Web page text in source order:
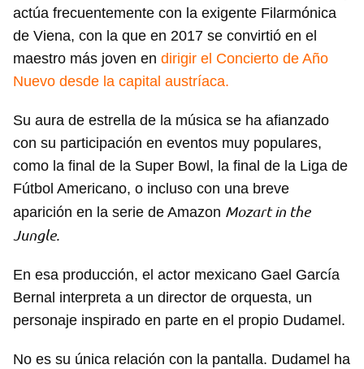
actúa frecuentemente con la exigente Filarmónica
de Viena, con la que en 2017 se convirtió en el
maestro más joven en dirigir el Concierto de Año
Nuevo desde la capital austríaca.
Su aura de estrella de la música se ha afianzado
con su participación en eventos muy populares,
como la final de la Super Bowl, la final de la Liga de
Fútbol Americano, o incluso con una breve
aparición en la serie de Amazon Mozart in the
Jungle.
En esa producción, el actor mexicano Gael García
Bernal interpreta a un director de orquesta, un
personaje inspirado en parte en el propio Dudamel.
No es su única relación con la pantalla. Dudamel ha